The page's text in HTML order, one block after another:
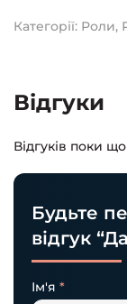
Категорії: Роли,
Відгуки
Відгуків поки
Будьте
відгук
Ім'я *